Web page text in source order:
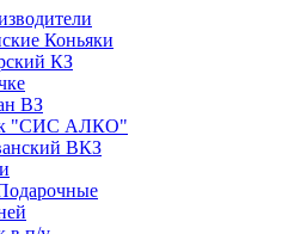
Коньяки
КЗ
ВЗ
"СИС АЛКО"
ВКЗ